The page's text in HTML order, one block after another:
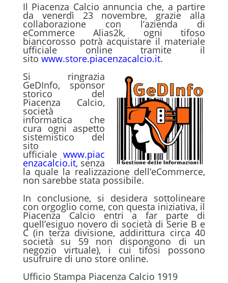
Il Piacenza Calcio annuncia che, a partire
da venerdì 23 novembre, grazie alla
collaborazione con l’azienda di
eCommerce Alias2k, ogni tifoso
biancorosso potrà acquistare il materiale
ufficiale online tramite il
sito www.store.piacenzacalcio.it.
Si ringrazia
GeDInfo, sponsor
storico del
Piacenza Calcio,
società
informatica che
cura ogni aspetto
sistemistico del
sito
ufficialewww.piac
enzacalcio.it, senza
la quale la realizzazione dell’eCommerce,
non sarebbe stata possibile.
In conclusione, si desidera sottolineare
con orgoglio come, con questa iniziativa, il
Piacenza Calcio entri a far parte di
quell’esiguo novero di società di Serie B e
C (in terza divisione, addirittura circa 40
società su 59 non dispongono di un
negozio virtuale), i cui tifosi possono
usufruire di uno store online.
Ufficio Stampa Piacenza Calcio 1919